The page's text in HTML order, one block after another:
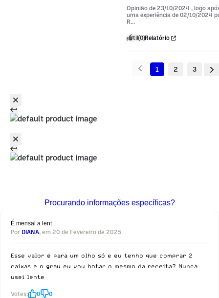
Opinião de 23/10/2024 , logo
uma experiência de 02/10/2024
R...
Útil(0)Relatório
1 2 3
Procurando informações específicas?
É mensal a lent
Por DIANA, em 20 de Fevereiro de 2025
Esse valor é para um olho só e eu tenho que comprar 2
caixas e o grau eu vou botar o mesmo da receita? Nunca
usei lente
Votes: 0 0